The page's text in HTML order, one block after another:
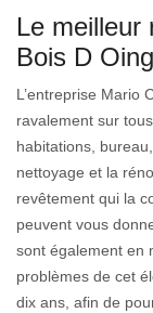
Le meilleur
Bois D
L’entreprise Mario
ravalement sur
habitations,
nettoyage et la
revêtement qui la
peuvent vous
sont également en
problèmes de cet
dix ans, afin de